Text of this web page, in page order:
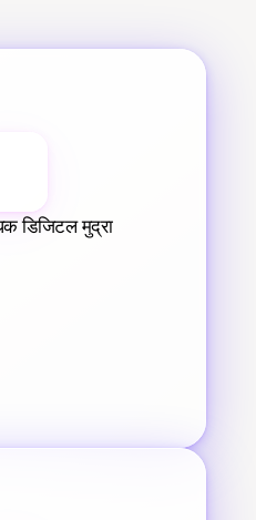
डिजिटल मुद्रा